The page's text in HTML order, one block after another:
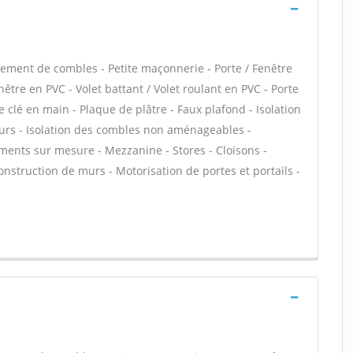
de combles - Petite maçonnerie - Porte / Fenêtre
en PVC - Volet battant / Volet roulant en PVC - Porte
en main - Plaque de plâtre - Faux plafond - Isolation
- Isolation des combles non aménageables -
sur mesure - Mezzanine - Stores - Cloisons -
de murs - Motorisation de portes et portails -